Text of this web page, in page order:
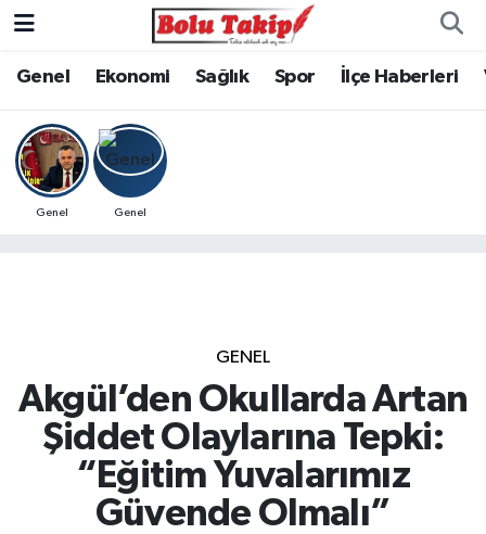
Genel Ekonomi Sağlık Spor İlçe Haberleri
Genel Genel
GENEL
Akgül’den Okullarda Artan
Şiddet Olaylarına Tepki:
“Eğitim Yuvalarımız
Güvende Olmalı”